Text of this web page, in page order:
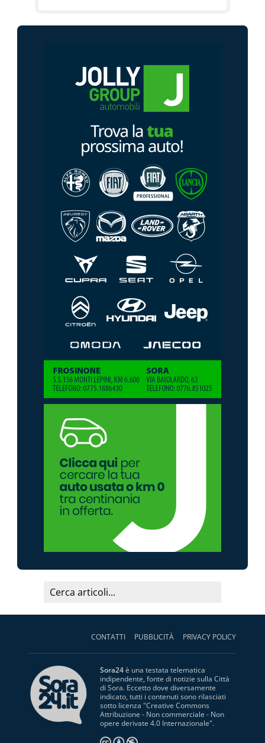
CONTATTI PUBBLICITÀ PRIVACY POLICY
Sora24è una testata telematica
indipendente, fonte di notizie sulla Città
di Sora. Eccetto dove diversamente
indicato, tutti i contenuti sono rilasciati
sotto licenza "Creative Commons
Attribuzione - Non commerciale - Non
opere derivate 4.0 Internazionale".